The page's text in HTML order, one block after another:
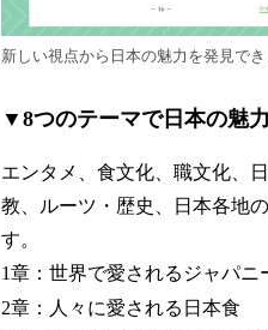
新しい視点から日本の魅力を発見でき
▼8つのテーマで日本の魅
エンタメ、食文化、職文化、
教、ルーツ・歴史、日本各地
す。
1章：世界で愛されるジャパニ
2章：人々に愛される日本食